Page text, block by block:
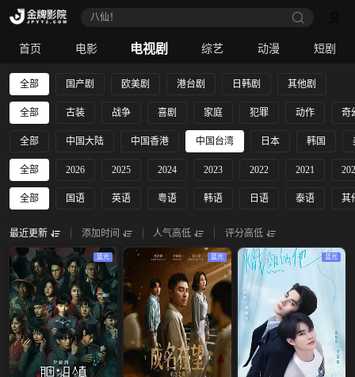
八仙！
首页 电影 电视剧 综艺 动漫 短剧
全部 国产剧 欧美剧 港台剧 日韩剧 其他剧
全部 古装 战争 喜剧 家庭 犯罪 动作 奇
全部 中国大陆 中国香港 中国台湾 日本 韩国
全部 2026 2025 2024 2023 2022 2021
全部 国语 英语 粤语 韩语 日语 泰语 其
最近更新 添加时间 人气高低 评分高低
蓝光 蓝光 蓝光